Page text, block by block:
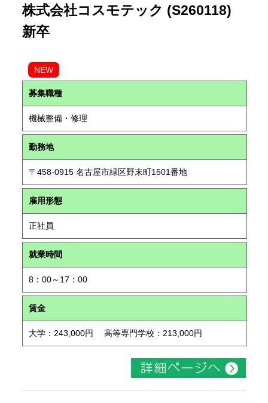
株式会社コスモテック (S260118)
新卒
NEW
募集職種
機械整備・修理
勤務地
〒458-0915 名古屋市緑区野末町1501番地
雇用形態
正社員
就業時間
8：00～17：00
賃金
大学：243,000円 高等専門学校：213,000円